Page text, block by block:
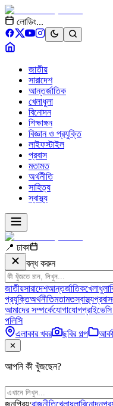
লোডিং...
জাতীয়
সারাদেশ
আন্তর্জাতিক
খেলাধুলা
বিনোদন
শিক্ষাঙ্গন
বিজ্ঞান ও প্রযুক্তি
লাইফস্টাইল
প্রবাস
মতামত
অর্থনীতি
সাহিত্য
স্বাস্থ্য
📍 ঢাকা
বন্ধ করুন
জাতীয়সারাদেশআন্তর্জাতিকখেলাধুলা
প্রযুক্তিঅর্থনীতিমতামতস্বাস্থ্যপ্রবাস
আমাদের সম্পর্কেযোগাযোগ
পলিসি
এলাকার খবর
ছবির গল্প
✕
আপনি কী খুঁজছেন?
জনপ্রিয়:রাজনীতিখেলাধুলাবিনোদন